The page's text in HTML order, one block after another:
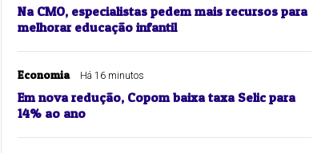
Na CMO, especialistas pedem mais recursos para
melhorar educação infantil
Economia Há 16 minutos
Em nova redução, Copom baixa taxa Selic para
14% ao ano